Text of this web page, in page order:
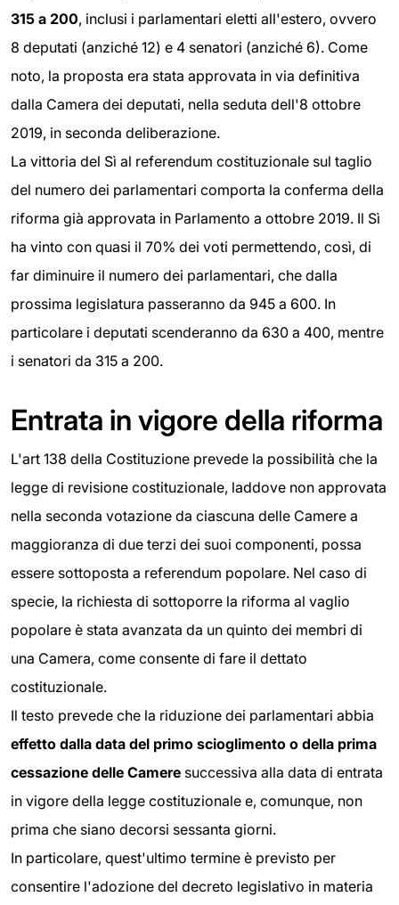
315 a 200, inclusi i parlamentari eletti all'estero, ovvero
8 deputati (anziché 12) e 4 senatori (anziché 6). Come
noto, la proposta era stata approvata in via definitiva
dalla Camera dei deputati, nella seduta dell'8 ottobre
2019, in seconda deliberazione.
La vittoria del Sì al referendum costituzionale sul taglio
del numero dei parlamentari comporta la conferma della
riforma già approvata in Parlamento a ottobre 2019. Il Sì
ha vinto con quasi il 70% dei voti permettendo, così, di
far diminuire il numero dei parlamentari, che dalla
prossima legislatura passeranno da 945 a 600. In
particolare i deputati scenderanno da 630 a 400, mentre
i senatori da 315 a 200.
Entrata in vigore della riforma
L'art 138 della Costituzione prevede la possibilità che la
legge di revisione costituzionale, laddove non approvata
nella seconda votazione da ciascuna delle Camere a
maggioranza di due terzi dei suoi componenti, possa
essere sottoposta a referendum popolare. Nel caso di
specie, la richiesta di sottoporre la riforma al vaglio
popolare è stata avanzata da un quinto dei membri di
una Camera, come consente di fare il dettato
costituzionale.
Il testo prevede che la riduzione dei parlamentari abbia
effetto dalla data del primo scioglimento o della prima
cessazione delle Camere successiva alla data di entrata
in vigore della legge costituzionale e, comunque, non
prima che siano decorsi sessanta giorni.
In particolare, quest'ultimo termine è previsto per
consentire l'adozione del decreto legislativo in materia